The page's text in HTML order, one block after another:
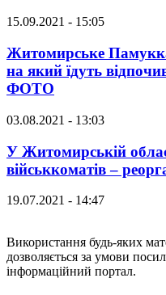
15.09.2021 - 15:05
Житомирське
на який їдуть
ФОТО
03.08.2021 - 13:03
У Житомирській
військкоматів –
19.07.2021 - 14:47
Використання будь-яких
дозволяється за умови
інформаційний портал.